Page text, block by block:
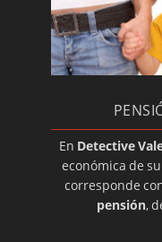
Divorcio
privados
Investigadores
Profesión del
Que es un
En Detective
económica de
corresponde
pensión,